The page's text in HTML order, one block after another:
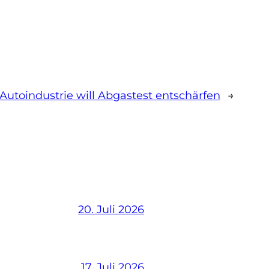
Autoindustrie will Abgastest entschärfen →
20. Juli 2026